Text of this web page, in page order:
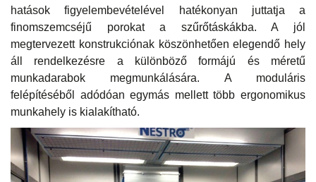
hatások figyelembevételével hatékonyan juttatja a
finomszemcséjű porokat a szűrőtáskákba. A jól
megtervezett konstrukciónak köszönhetően elegendő hely
áll rendelkezésre a különböző formájú és méretű
munkadarabok megmunkálására. A moduláris
felépítéséből adódóan egymás mellett több ergonomikus
munkahely is kialakítható.